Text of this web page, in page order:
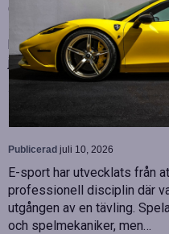
OHLA Sverige stärker sin
Malin Bergman som HR-
biträdande ekonomichef.
juni 2026 och kommer att…
Betydelsen av snabb
Publicerad juli 10, 2026
E-sport har utvecklats från
professionell disciplin där
utgången av en tävling.
och spelmekaniker, men…